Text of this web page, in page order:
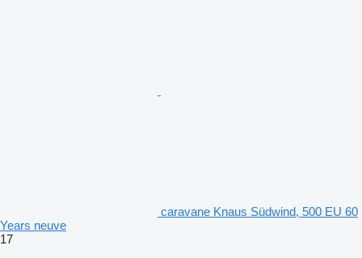
caravane Knaus Südwind, 500 EU 60
Years neuve
17